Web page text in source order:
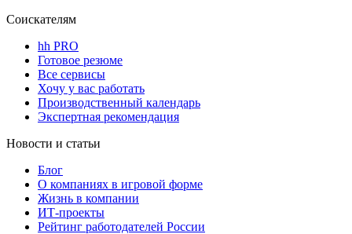
Соискателям
hh PRO
Готовое резюме
Все сервисы
Хочу у вас работать
Производственный календарь
Экспертная рекомендация
Новости и статьи
Блог
О компаниях в игровой форме
Жизнь в компании
ИТ-проекты
Рейтинг работодателей России